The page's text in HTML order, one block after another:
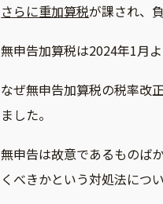
さらに重加算税が課され、
無申告加算税は2024年1月
なぜ無申告加算税の税率改
ました。
無申告は故意であるものば
くべきかという対処法につ